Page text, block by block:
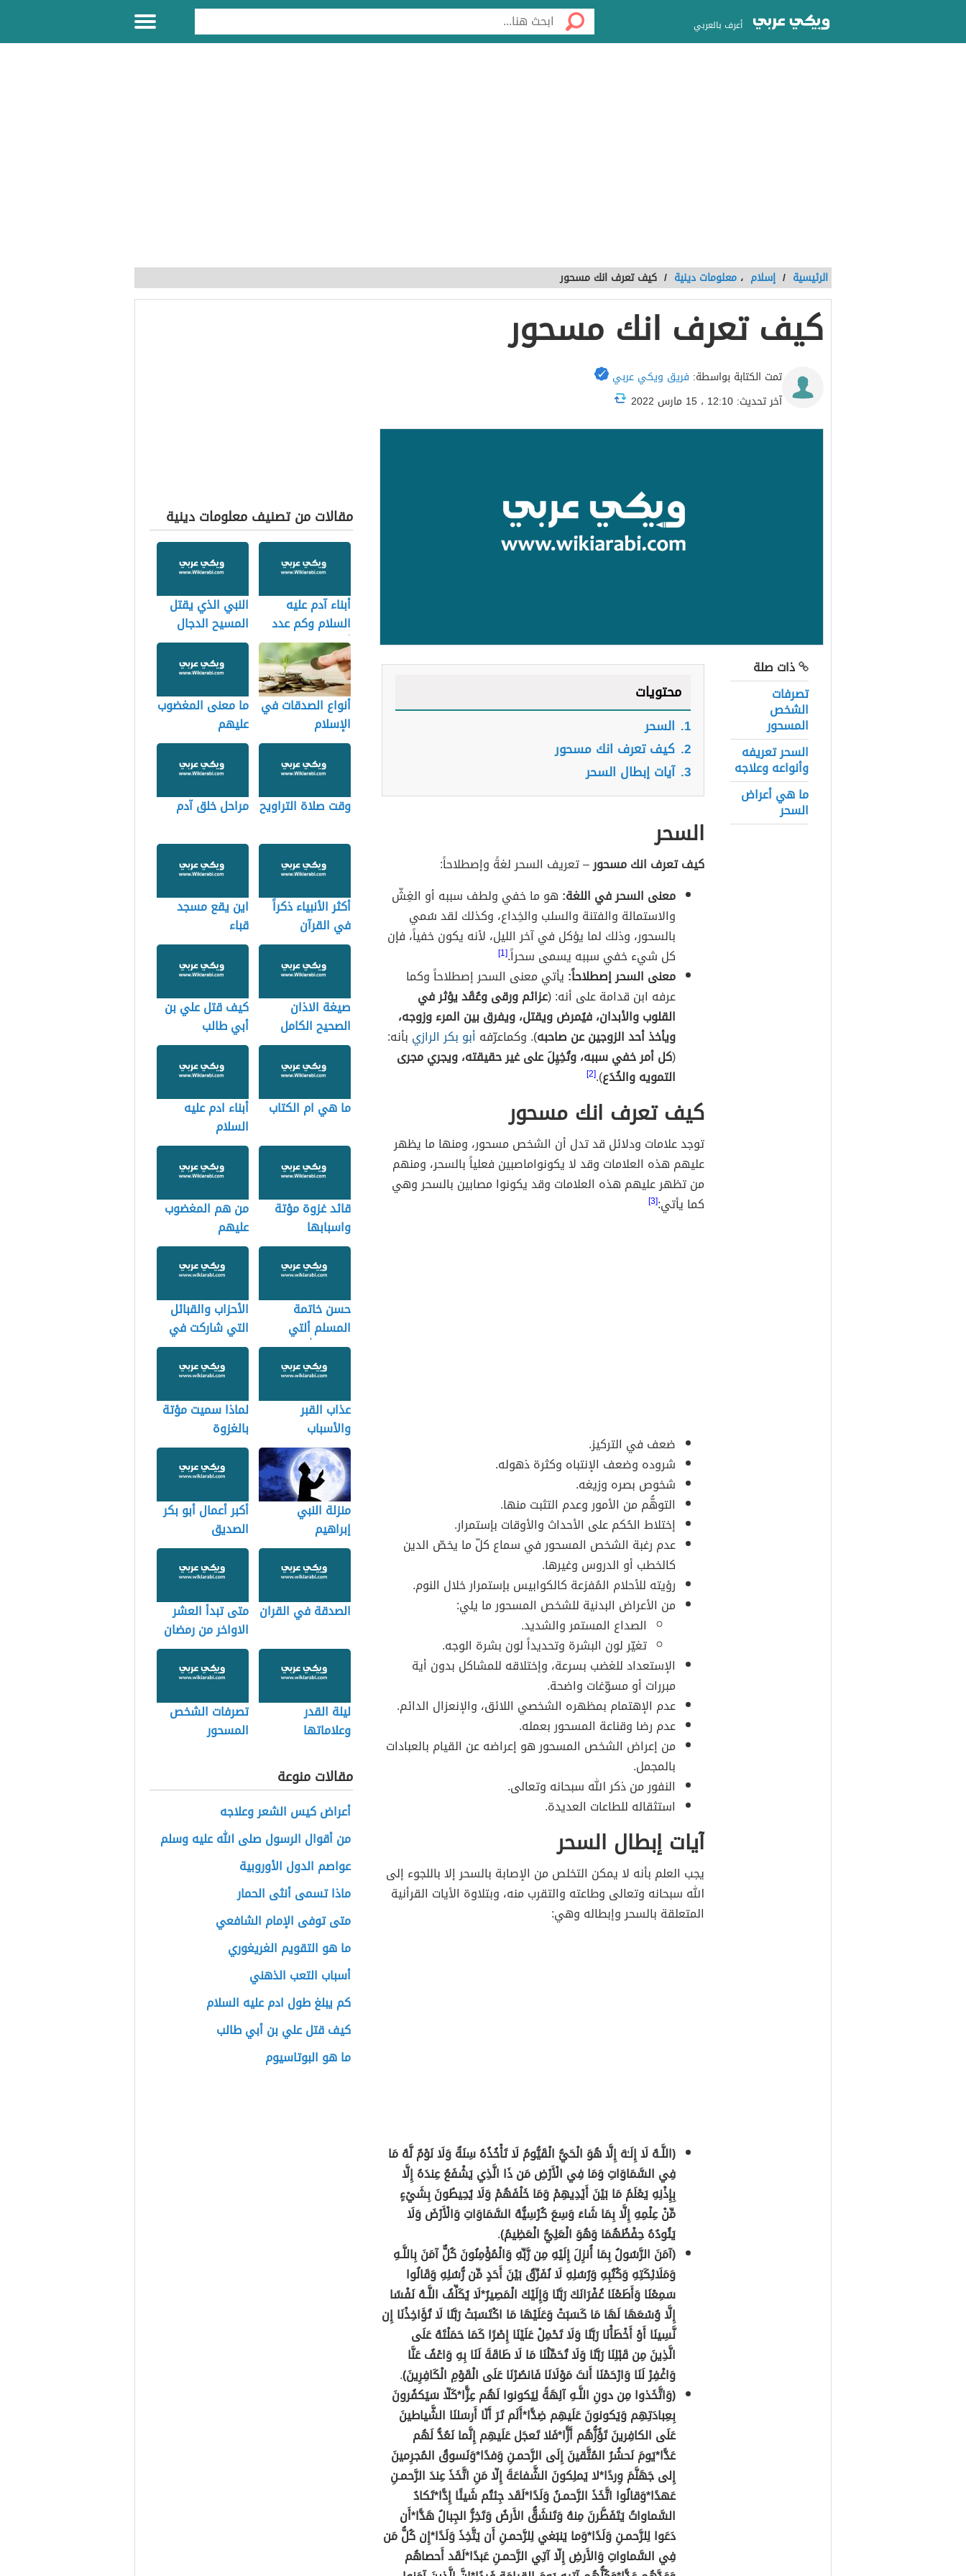
أعرف بالعربي
الرئيسية / إسلام ، معلومات دينية / كيف تعرف انك مسحور
كيف تعرف انك مسحور
تمت الكتابة بواسطة: فريق ويكي عربي
آخر تحديث: 12:10 ، 15 مارس 2022
ذات صلة
تصرفات
الشخص
المسحور
السحر تعريفه
وأنواعه وعلاجه
ما هي أعراض
السحر
محتويات
1. السحر
2. كيف تعرف انك مسحور
3. آيات إبطال السحر
السحر
كيف تعرف انك مسحور– تعريف السحر لغةً وإصطلاحاً:
معنى السحر في اللغة: هو ما خفي ولطف سببه أو الغِشّ
والاستمالة والفتنة والسلب والخِداع، وكذلك لقد سُمي
بالسحور، وذلك لما يؤكل في آخر الليل، لأنه يكون خفياً، فإن
كل شيء خفي سببه يسمى سحراً.[1]
معنى السحر إصطلاحاً: يأتي معنى السحر إصطلاحاً وكما
عرفه ابن قدامة على أنه: (عزائم ورقى وعُقَد يؤثر في
القلوب والأبدان، فيُمرض ويقتل، ويفرق بين المرء وزوجه،
ويأخذ أحد الزوجين عن صاحبه). وكماعرّفه أبو بكر الرازي بأنه:
(كل أمر خفي سببه، وتُخِيِلَ على غير حقيقته، ويجري مجرى
التمويه والخُدَع).
[2]
كيف تعرف انك مسحور
توجد علامات ودلائل قد تدل أن الشخص مسحور، ومنها ما يظهر
عليهم هذه العلامات وقد لا يكونواماصبين فعلياً بالسحر، ومنهم
من تظهر عليهم هذه العلامات وقد يكونوا مصابين بالسحر وهي
كما يأتي:[3]
ضعف في التركيز.
شروده وضعف الإنتباه وكثرة ذهوله.
شخوص بصره وزيغه.
التوهُّم من الأمور وعدم التثبت منها.
إختلاط الحُكم على الأحداث والأوقات بإستمرار.
عدم رغبة الشخص المسحور في سماع كلّ ما يخصّ الدين
كالخطب أو الدروس وغيرها.
رؤيته للأحلام المُفزعة كالكوابيس بإستمرار خلال النوم.
من الأعراض البدنية للشخص المسحور ما يلي:
الصداع المستمر والشديد.
تغيّر لون البشرة وتحديداً لون بشرة الوجه.
الإستعداد للغضب بسرعة، وإختلاقه للمشاكل بدون أية
مبررات أو مسوّغات واضحة.
عدم الإهتمام بمظهره الشخصي اللائق، والإنعزال الدائم.
عدم رضا وقناعة المسحور بعمله.
من إعراض الشخص المسحور هو إعراضه عن القيام بالعبادات
بالمجمل.
النفور من ذكر الله سبحانه وتعالى.
استثقاله للطاعات العديدة.
آيات إبطال السحر
يجب العلم بأنه لا يمكن التخلص من الإصابة بالسحر إلا باللجوء إلى
الله سبحانه وتعالى وطاعته والتقرب منه، وبتلاوة الأيات القرأنية
المتعلقة بالسحر وإبطاله وهي:
(اللَّـهُ لَا إِلَـٰهَ إِلَّا هُوَ الْحَيُّ الْقَيُّومُ لَا تَأْخُذُهُ سِنَةٌ وَلَا نَوْمٌ لَّهُ مَا
فِي السَّمَاوَاتِ وَمَا فِي الْأَرْضِ مَن ذَا الَّذِي يَشْفَعُ عِندَهُ إِلَّا
بِإِذْنِهِ يَعْلَمُ مَا بَيْنَ أَيْدِيهِمْ وَمَا خَلْفَهُمْ وَلَا يُحِيطُونَ بِشَيْءٍ
مِّنْ عِلْمِهِ إِلَّا بِمَا شَاءَ وَسِعَ كُرْسِيُّهُ السَّمَاوَاتِ وَالْأَرْضَ وَلَا
يَئُودُهُ حِفْظُهُمَا وَهُوَ الْعَلِيُّ الْعَظِيمُ).
(آمَنَ الرَّسُولُ بِمَا أُنزِلَ إِلَيْهِ مِن رَّبِّهِ وَالْمُؤْمِنُونَ كُلٌّ آمَنَ بِاللَّـهِ
وَمَلَائِكَتِهِ وَكُتُبِهِ وَرُسُلِهِ لَا نُفَرِّقُ بَيْنَ أَحَدٍ مِّن رُّسُلِهِ وَقَالُوا
سَمِعْنَا وَأَطَعْنَا غُفْرَانَكَ رَبَّنَا وَإِلَيْكَ الْمَصِيرُ*لَا يُكَلِّفُ اللَّـهُ نَفْسًا
إِلَّا وُسْعَهَا لَهَا مَا كَسَبَتْ وَعَلَيْهَا مَا اكْتَسَبَتْ رَبَّنَا لَا تُؤَاخِذْنَا إِن
نَّسِينَا أَوْ أَخْطَأْنَا رَبَّنَا وَلَا تَحْمِلْ عَلَيْنَا إِصْرًا كَمَا حَمَلْتَهُ عَلَى
الَّذِينَ مِن قَبْلِنَا رَبَّنَا وَلَا تُحَمِّلْنَا مَا لَا طَاقَةَ لَنَا بِهِ وَاعْفُ عَنَّا
وَاغْفِرْ لَنَا وَارْحَمْنَا أَنتَ مَوْلَانَا فَانصُرْنَا عَلَى الْقَوْمِ الْكَافِرِينَ).
(وَاتَّخَذوا مِن دونِ اللَّـهِ آلِهَةً لِيَكونوا لَهُم عِزًّا*كَلّا سَيَكفُرونَ
بِعِبادَتِهِم وَيَكونونَ عَلَيهِم ضِدًّا*أَلَم تَرَ أَنّا أَرسَلنَا الشَّياطينَ
عَلَى الكافِرينَ تَؤُزُّهُم أَزًّا*فَلا تَعجَل عَلَيهِم إِنَّما نَعُدُّ لَهُم
عَدًّا*يَومَ نَحشُرُ المُتَّقينَ إِلَى الرَّحمـنِ وَفدًا*وَنَسوقُ المُجرِمينَ
إِلى جَهَنَّمَ وِردًا*لا يَملِكونَ الشَّفاعَةَ إِلّا مَنِ اتَّخَذَ عِندَ الرَّحمـنِ
عَهدًا*وَقالُوا اتَّخَذَ الرَّحمـنُ وَلَدًا*لَقَد جِئتُم شَيئًا إِدًّا*تَكادُ
السَّماواتُ يَتَفَطَّرنَ مِنهُ وَتَنشَقُّ الأَرضُ وَتَخِرُّ الجِبالُ هَدًّا*أَن
دَعَوا لِلرَّحمـنِ وَلَدًا*وَما يَنبَغي لِلرَّحمـنِ أَن يَتَّخِذَ وَلَدًا*إِن كُلُّ مَن
فِي السَّماواتِ وَالأَرضِ إِلّا آتِي الرَّحمـنِ عَبدًا*لَقَد أَحصاهُم
مقالات من تصنيف معلومات دينية
أبناء آدم عليه
السلام وكم عدد
أولاده
النبي الذي يقتل
المسيح الدجال
أنواع الصدقات في
الإسلام
ما معنى المغضوب
عليهم
وقت صلاة التراويح مراحل خلق آدم
أكثر الأنبياء ذكراً
في القرآن
اين يقع مسجد
قباء
صيغة الاذان
الصحيح الكامل
كيف قتل علي بن
أبي طالب
ما هي ام الكتاب
أبناء ادم عليه
السلام
قائد غزوة مؤتة
واسبابها
من هم المغضوب
عليهم
حسن خاتمة
المسلم ألتي
يحبها الله
ويرضاها
الأحزاب والقبائل
التي شاركت في
الخندق
عذاب القبر
والأسباب
المقتضية
والمنجية
لماذا سميت مؤتة
بالغزوة
منزلة النبي
إبراهيم
أكبر أعمال أبو بكر
الصديق
الصدقة في القران متى تبدأ العشر
الاواخر من رمضان
ليلة القدر
وعلاماتها
تصرفات الشخص
المسحور
مقالات منوعة
أعراض كيس الشعر وعلاجه
من أقوال الرسول صلى الله عليه وسلم
عواصم الدول الأوروبية
ماذا تسمى أنثى الحمار
متى توفى الإمام الشافعي
ما هو التقويم الغريغوري
أسباب التعب الذهني
كم يبلغ طول ادم عليه السلام
كيف قتل علي بن أبي طالب
ما هو البوتاسيوم